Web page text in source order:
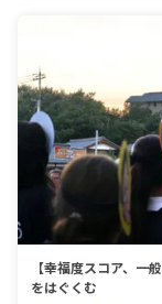
【幸福度スコア、一
をはぐくむ